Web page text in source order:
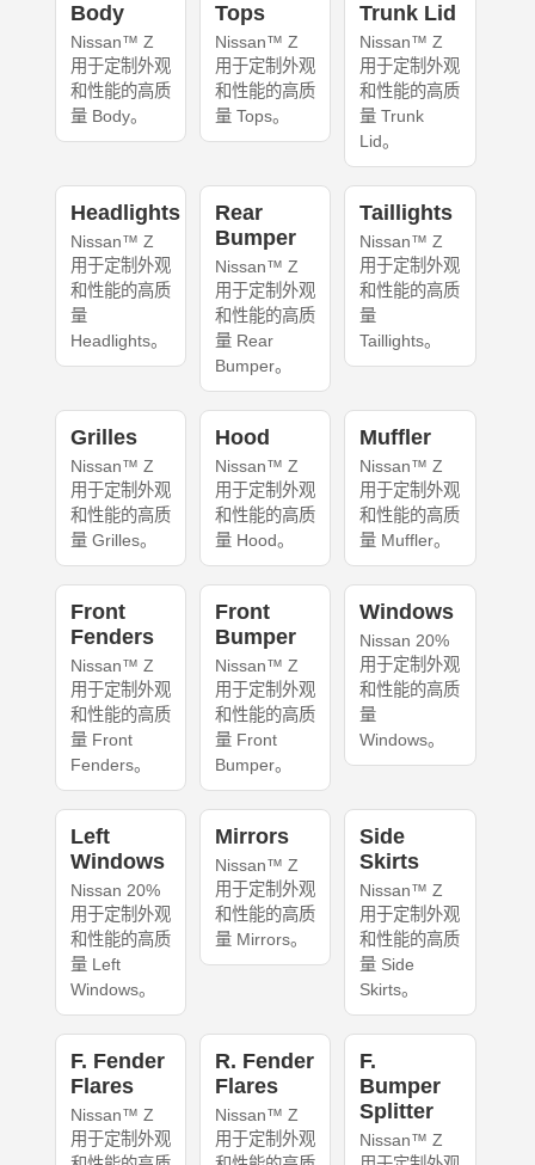
Body
Nissan™ Z
用于定制外观
和性能的高质
量 Body。
Tops
Nissan™ Z
用于定制外观
和性能的高质
量 Tops。
Trunk Lid
Nissan™ Z
用于定制外观
和性能的高质
量 Trunk
Lid。
Headlights
Nissan™ Z
用于定制外观
和性能的高质
量
Headlights。
Rear
Bumper
Nissan™ Z
用于定制外观
和性能的高质
量 Rear
Bumper。
Taillights
Nissan™ Z
用于定制外观
和性能的高质
量
Taillights。
Grilles
Nissan™ Z
用于定制外观
和性能的高质
量 Grilles。
Hood
Nissan™ Z
用于定制外观
和性能的高质
量 Hood。
Muffler
Nissan™ Z
用于定制外观
和性能的高质
量 Muffler。
Front
Fenders
Nissan™ Z
用于定制外观
和性能的高质
量 Front
Fenders。
Front
Bumper
Nissan™ Z
用于定制外观
和性能的高质
量 Front
Bumper。
Windows
Nissan 20%
用于定制外观
和性能的高质
量
Windows。
Left
Windows
Nissan 20%
用于定制外观
和性能的高质
量 Left
Windows。
Mirrors
Nissan™ Z
用于定制外观
和性能的高质
量 Mirrors。
Side
Skirts
Nissan™ Z
用于定制外观
和性能的高质
量 Side
Skirts。
F. Fender
Flares
Nissan™ Z
用于定制外观
R. Fender
Flares
Nissan™ Z
用于定制外观
F.
Bumper
Splitter
Nissan™ Z